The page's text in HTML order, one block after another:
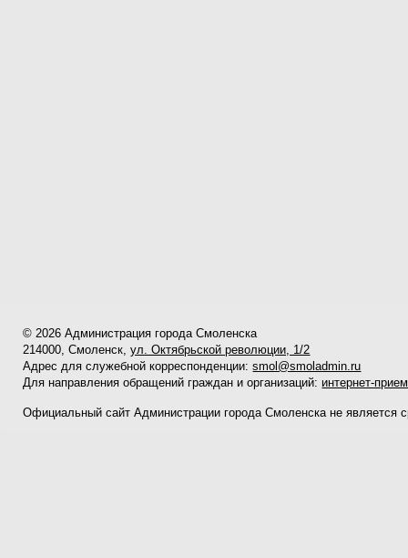
© 2026 Администрация города Смоленска
214000, Смоленск,ул. Октябрьской революции, 1/2
Адрес для служебной корреспонденции:smol@smoladmin.ru
Для направления обращений граждан и организаций: интернет-
Официальный сайт Администрации города Смоленска не является